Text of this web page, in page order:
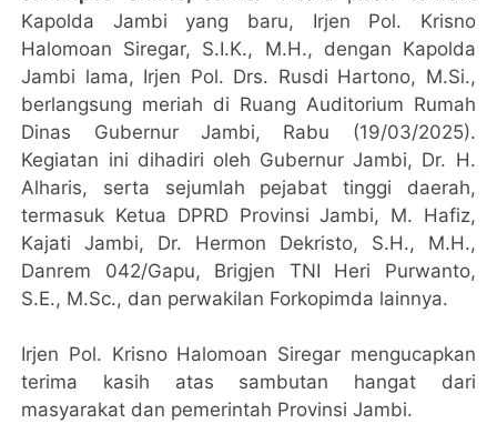
Kapolda Jambi yang baru, Irjen Pol. Krisno
Halomoan Siregar, S.I.K., M.H., dengan Kapolda
Jambi lama, Irjen Pol. Drs. Rusdi Hartono, M.Si.,
berlangsung meriah di Ruang Auditorium Rumah
Dinas Gubernur Jambi, Rabu (19/03/2025).
Kegiatan ini dihadiri oleh Gubernur Jambi, Dr. H.
Alharis, serta sejumlah pejabat tinggi daerah,
termasuk Ketua DPRD Provinsi Jambi, M. Hafiz,
Kajati Jambi, Dr. Hermon Dekristo, S.H., M.H.,
Danrem 042/Gapu, Brigjen TNI Heri Purwanto,
S.E., M.Sc., dan perwakilan Forkopimda lainnya.
Irjen Pol. Krisno Halomoan Siregar mengucapkan
terima kasih atas sambutan hangat dari
masyarakat dan pemerintah Provinsi Jambi.